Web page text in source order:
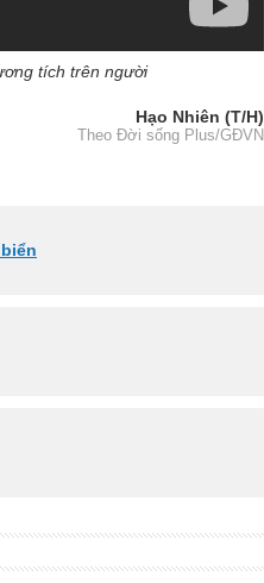
tích trên người​
Hạo Nhiên (T/H)
Theo Đời sống Plus/GĐVN